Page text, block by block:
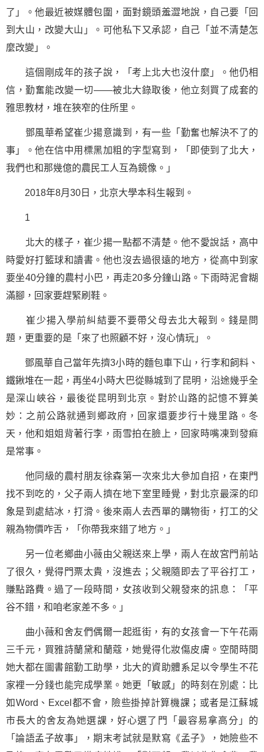
了」。他最近被媒體包圍，面對鏡頭羞澀地說，自己要「回
到大山，改變大山」。可他私下又承認，自己「並不清楚怎
麼改變」。
這個剛成年的孩子說，「考上北大也沒什麼」。他仍相
信，勤奮能改變一切——被北大錄取後，他立刻買了成套的
雅思教材，堆在狹窄的住所里。
鄧風華希望崔少揚意識到，有一些「勤奮也解決不了的
事」。他在信中用標黑加粗的字型寫到，「即使到了北大，
我們也和那幾億的農民工人互為鏡像。」
2018年8月30日，北京大學本科生報到。
1
北大的樣子，崔少揚一點都不清楚。他不愛說話，高中
時愛好打籃球和讀書。他也沒去過很遠的地方，從高中到家
要坐40分鐘的農村小巴，再走20多分鐘山路。下雨時泥會糊
滿腳，回家要趕緊刷鞋。
崔少揚入學前糾結要不要帶父母去北大報到。錢是問
題，更重要的是「來了也照顧不好，沒心情玩」。
鄧風華自己當年先擠3小時的麵包車下山，行李和飼料、
鐵鍬堆在一起，再坐4小時大巴從縣城到了昆明，沿途幾乎全
是深山峽谷，最後從昆明到北京。對於山路的記憶不算美
妙：之前公路就通到鄉政府，回家還要步行十幾里路。冬
天，他和姐姐背著行李，雨雪拍在臉上，回家時嘴凍到發痲
是常事。
他同級的農村朋友徐森第一次來北大參加自招，在東門
找不到吃的，父子兩人擠在地下室里睡覺，對北京最深的印
象是到處結冰，打滑。後來兩人去西單的購物街，打工的父
親為物價咋舌，「你帶我來錯了地方。」
另一位老鄉曲小薇由父親送來上學，兩人在故宮門前站
了很久，覺得門票太貴，沒進去；父親隨即去了平谷打工，
賺點路費。過了一段時間，女孩收到父親發來的訊息：「平
谷不錯，和咱老家差不多。」
曲小薇和舍友們偶爾一起逛街，有的女孩會一下午花兩
三千元，買雅詩蘭黛和蘭蔻，她覺得化妝傷皮膚。空閒時間
她大都在圖書館勤工助學，北大的資助體系足以令學生不花
家裡一分錢也能完成學業。她更「敏感」的時刻在別處：比
如Word、Excel都不會，險些掛掉計算機課；或者是江蘇城
市長大的舍友為她選課，好心選了門「最容易拿高分」的
「論語孟子故事」，期末考試就是默寫《孟子》，她險些不